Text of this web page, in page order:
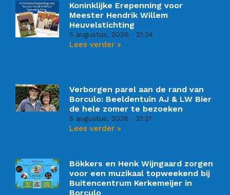
Koninklijke Erepenning voor
Meester Hendrik Willem
Heuvelstichting
5 augustus, 2026 21:34
Lees verder »
Verborgen parel aan de rand van
Borculo: Beeldentuin AJ & LW Bier
de hele zomer te bezoeken
5 augustus, 2026 21:21
Lees verder »
Bökkers en Henk Wijngaard zorgen
voor een muzikaal topweekend bij
Buitencentrum Kerkemeijer in
Borculo